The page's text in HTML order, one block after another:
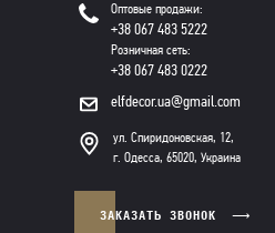
ЗАКАЗАТЬ ЗВОНОК
Оптовые продажи:
+38 067 483 5222
Розничная сеть:
+38 067 483 0222
elfdecor.ua@gmail.com
ул. Спиридоновская, 12,
г. Одесса, 65020, Украина